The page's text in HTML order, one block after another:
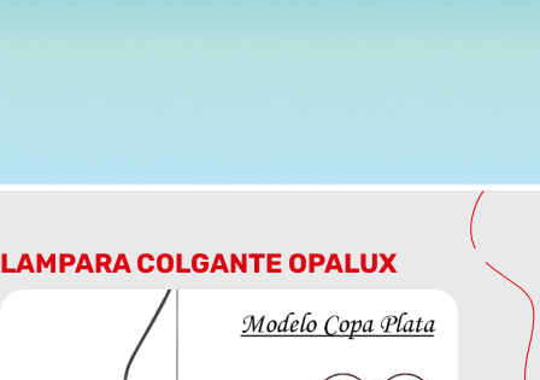
LAMPARA COLGANTE OPALUX